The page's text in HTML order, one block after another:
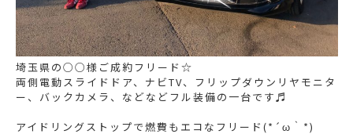
埼玉県の○○様ご成約フリード☆
両側電動スライドドア、ナビTV、フリップダウンリヤモニタ
ー、バックカメラ、などなどフル装備の一台です♬
アイドリングストップで燃費もエコなフリード(*´ω｀*)